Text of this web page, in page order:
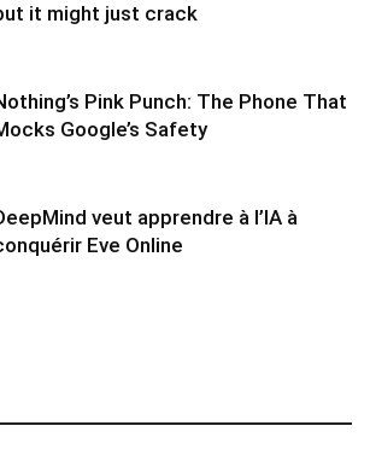
it might just crack
Pink Punch: The Phone That
Google’s Safety
veut apprendre à l’IA à
Eve Online